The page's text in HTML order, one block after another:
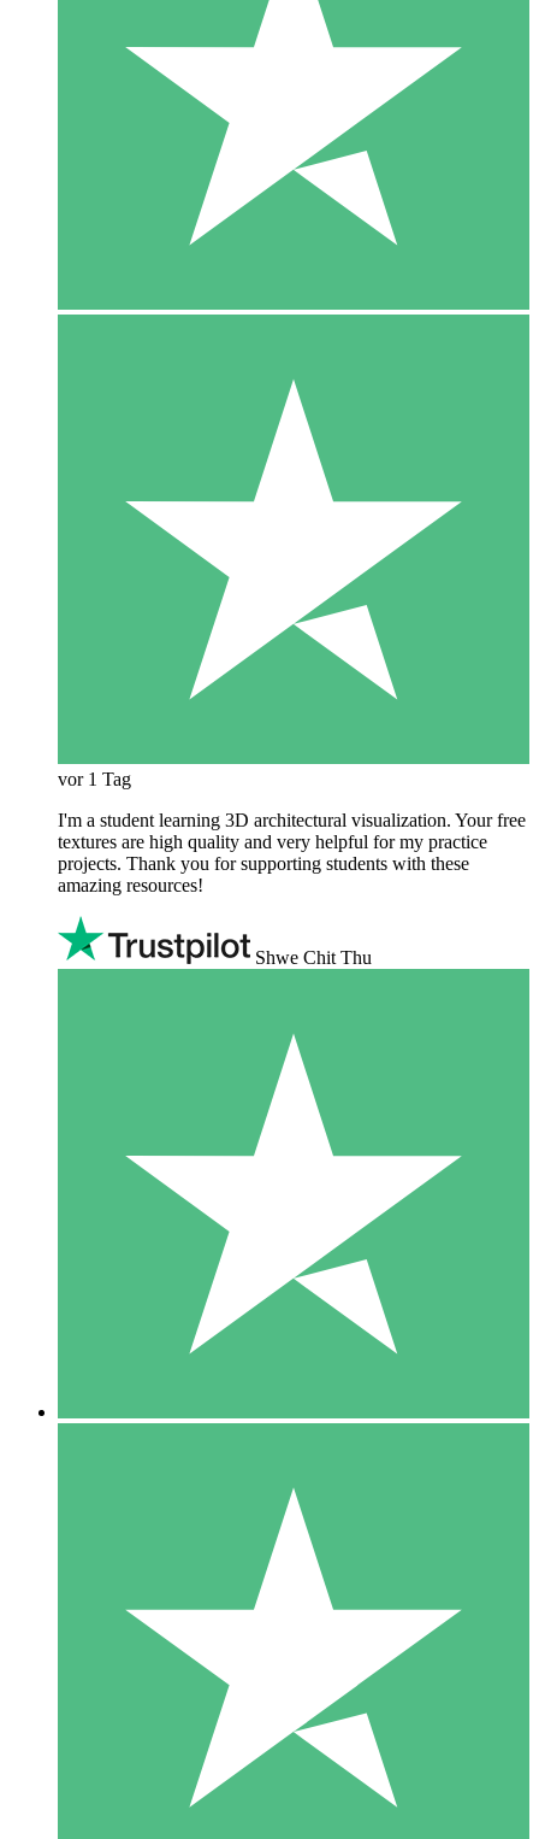
vor 1 Tag
I'm a student learning 3D architectural visualization. Your free
textures are high quality and very helpful for my practice
projects. Thank you for supporting students with these
amazing resources!
Shwe Chit Thu